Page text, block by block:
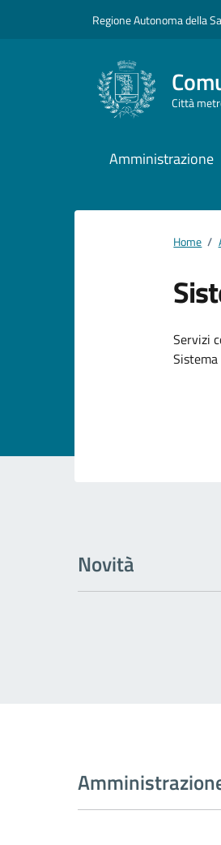
Regione Autonoma della
Città
Amministrazione
Home /
Servizi
Novità